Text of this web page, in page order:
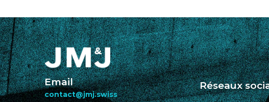
Email
contact@jmj.swiss
Réseaux